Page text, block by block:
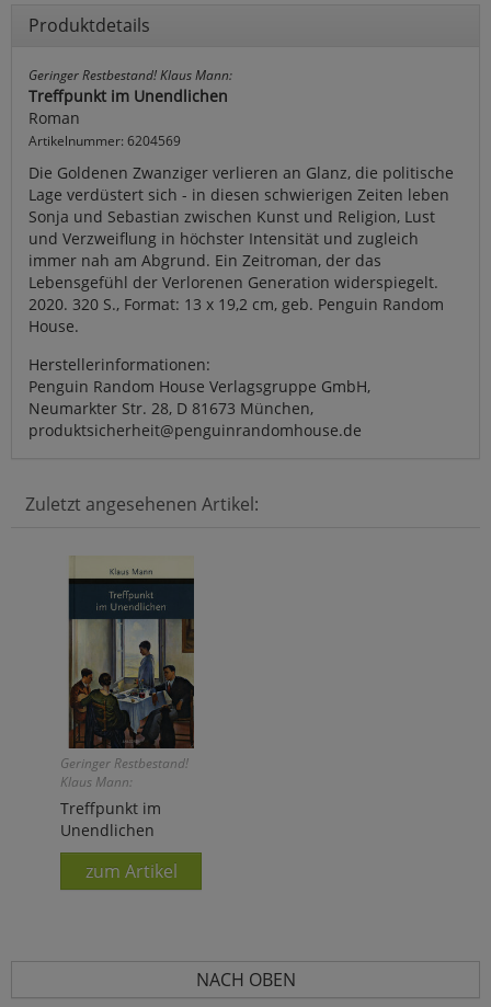
Produktdetails
Geringer Restbestand! Klaus Mann:
Treffpunkt im Unendlichen
Roman
Artikelnummer: 6204569
Die Goldenen Zwanziger verlieren an Glanz, die politische
Lage verdüstert sich - in diesen schwierigen Zeiten leben
Sonja und Sebastian zwischen Kunst und Religion, Lust
und Verzweiflung in höchster Intensität und zugleich
immer nah am Abgrund. Ein Zeitroman, der das
Lebensgefühl der Verlorenen Generation widerspiegelt.
2020. 320 S., Format: 13 x 19,2 cm, geb. Penguin Random
House.
Herstellerinformationen:
Penguin Random House Verlagsgruppe GmbH,
Neumarkter Str. 28, D 81673 München,
produktsicherheit@penguinrandomhouse.de
Zuletzt angesehenen Artikel:
Geringer Restbestand!
Klaus Mann:
Treffpunkt im
Unendlichen
zum Artikel
NACH OBEN